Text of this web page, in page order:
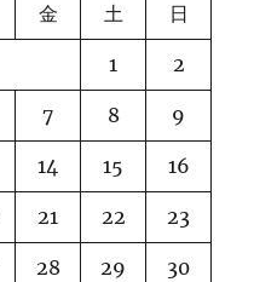
金 土 日
1 2
7 8 9
14 15 16
21 22 23
28 29 30